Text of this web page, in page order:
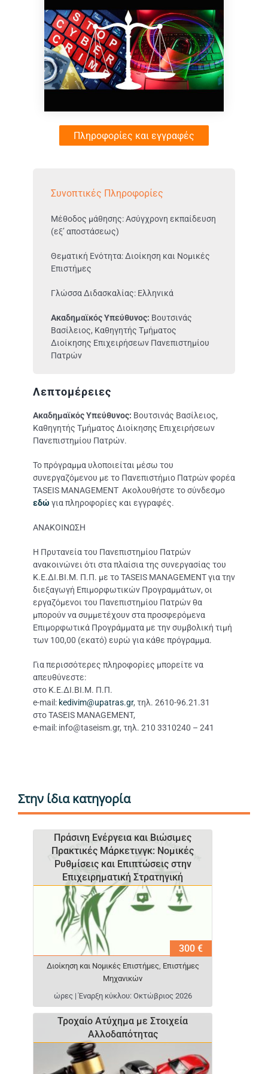
Πληροφορίες και εγγραφές
Συνοπτικές Πληροφορίες
Μέθοδος μάθησης: Ασύγχρονη εκπαίδευση
(εξ’ αποστάσεως)
Θεματική Ενότητα: Διοίκηση και Νομικές
Επιστήμες
Γλώσσα Διδασκαλίας: Ελληνικά
Ακαδημαϊκός Υπεύθυνος: Βουτσινάς
Βασίλειος, Καθηγητής Τμήματος
Διοίκησης Επιχειρήσεων Πανεπιστημίου
Πατρών
Λεπτομέρειες
Ακαδημαϊκός Υπεύθυνος: Βουτσινάς Βασίλειος,
Καθηγητής Τμήματος Διοίκησης Επιχειρήσεων
Πανεπιστημίου Πατρών.
Το πρόγραμμα υλοποιείται μέσω του
συνεργαζόμενου με το Πανεπιστήμιο Πατρών φορέα
TASEIS MANAGEMENT Ακολουθήστε το σύνδεσμο
εδώ για πληροφορίες και εγγραφές.
ΑΝΑΚΟΙΝΩΣΗ
Η Πρυτανεία του Πανεπιστημίου Πατρών
ανακοινώνει ότι στα πλαίσια της συνεργασίας του
Κ.Ε.ΔΙ.ΒΙ.Μ. Π.Π. με το TASEIS MANAGEMENT για την
διεξαγωγή Επιμορφωτικών Προγραμμάτων, οι
εργαζόμενοι του Πανεπιστημίου Πατρών θα
μπορούν να συμμετέχουν στα προσφερόμενα
Επιμορφωτικά Προγράμματα με την συμβολική τιμή
των 100,00 (εκατό) ευρώ για κάθε πρόγραμμα.
Για περισσότερες πληροφορίες μπορείτε να
απευθύνεστε:
στο Κ.Ε.ΔΙ.ΒΙ.Μ. Π.Π.
e-mail: kedivim@upatras.gr, τηλ. 2610-96.21.31
στο TASEIS MANAGEMENT,
e-mail: info@taseism.gr, τηλ. 210 3310240 – 241
Στην ίδια κατηγορία
300 €
Πράσινη Ενέργεια και Βιώσιμες
Πρακτικές Μάρκετινγκ: Νομικές
Ρυθμίσεις και Επιπτώσεις στην
Επιχειρηματική Στρατηγική
Διοίκηση και Νομικές Επιστήμες, Επιστήμες
Μηχανικών
ώρες | Έναρξη κύκλου: Οκτώβριος 2026
Τροχαίο Ατύχημα με Στοιχεία
Αλλοδαπότητας